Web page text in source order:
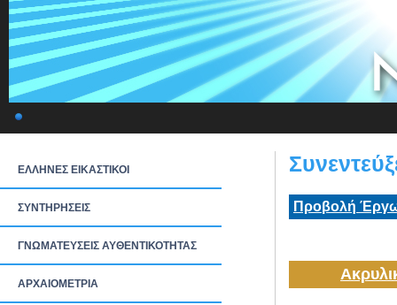
ΕΛΛΗΝΕΣ ΕΙΚΑΣΤΙΚΟΙ
ΣΥΝΤΗΡΗΣΕΙΣ
ΓΝΩΜΑΤΕΥΣΕΙΣ ΑΥΘΕΝΤΙΚΟΤΗΤΑΣ
ΑΡΧΑΙΟΜΕΤΡΙΑ
Προβολή